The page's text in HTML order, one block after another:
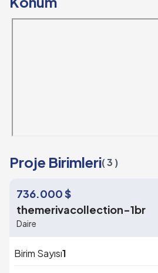
Proje Birimleri( 3 )
736.000 $
themerivacollection-1br
Daire
Birim Sayısı1